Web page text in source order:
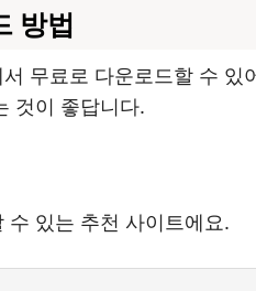
방법
무료로 다운로드할 수
것이 좋답니다.
수 있는 추천 사이트에요.